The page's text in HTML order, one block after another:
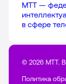
МТТ —
в сфере
© 2026 МТТ.
Политика